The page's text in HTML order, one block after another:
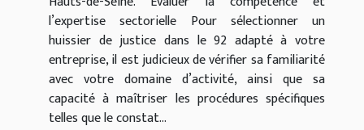
l’expertise sectorielle Pour sélectionner un
huissier de justice dans le 92 adapté à votre
entreprise, il est judicieux de vérifier sa familiarité
avec votre domaine d’activité, ainsi que sa
capacité à maîtriser les procédures spécifiques
telles que le constat...